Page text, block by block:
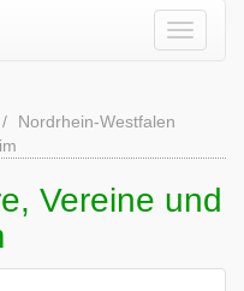
Nordrhein-Westfalen
Vereine und